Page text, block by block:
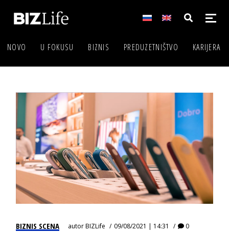
NOVO U FOKUSU BIZNIS PREDUZETNIŠTVO KARIJERA
BIZNIS SCENA autorBIZLife 09/08/2021 | 14:31 0